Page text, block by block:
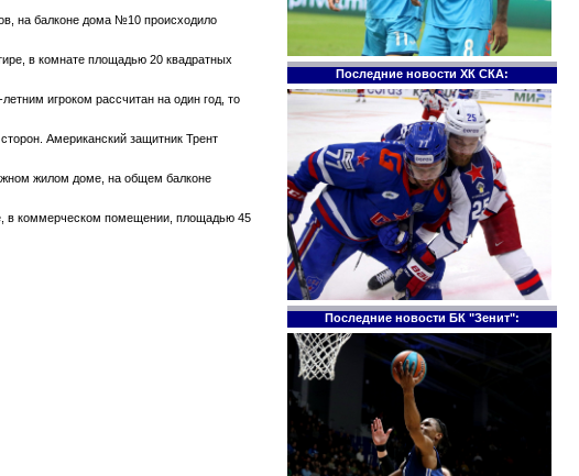
на балконе дома №10 происходило
в комнате площадью 20 квадратных
игроком рассчитан на один год, то
Американский защитник Трент
жилом доме, на общем балконе
в коммерческом помещении, площадью 45
Последние новости ХК СКА:
Последние новости БК "Зенит":